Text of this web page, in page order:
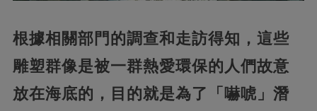
根據相關部門的調查和走訪得知，這些
雕塑群像是被一群熱愛環保的人們故意
放在海底的，目的就是為了「嚇唬」潛